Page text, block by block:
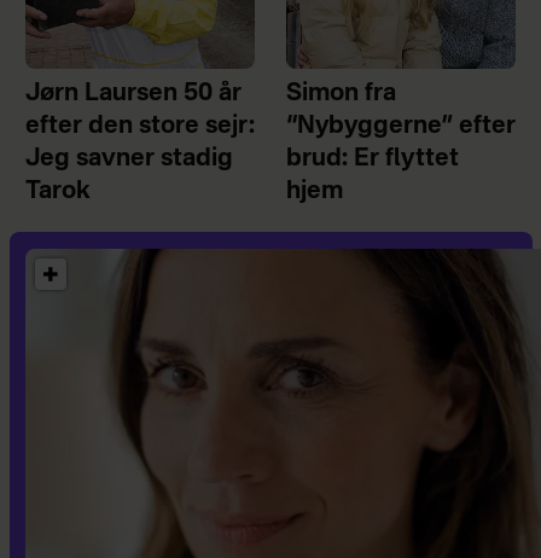
Jørn Laursen 50 år
efter den store sejr:
Jeg savner stadig
Tarok
Simon fra
“Nybyggerne” efter
brud: Er flyttet
hjem